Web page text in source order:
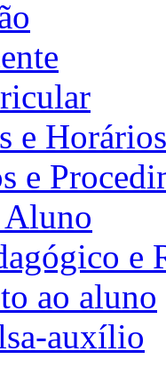
e Horários
e
e
ao aluno
auxílio